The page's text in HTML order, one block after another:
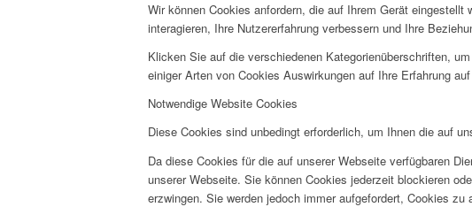
Wir können Cookies anfordern, die auf Ihrem Gerät
interagieren, Ihre Nutzererfahrung verbessern und Ihre
Klicken Sie auf die verschiedenen Kategorienüberschriften,
einiger Arten von Cookies Auswirkungen auf Ihre Erfahrung
Notwendige Website Cookies
Diese Cookies sind unbedingt erforderlich, um Ihnen die auf
Da diese Cookies für die auf unserer Webseite verfügbaren
unserer Webseite. Sie können Cookies jederzeit blockieren
erzwingen. Sie werden jedoch immer aufgefordert, Cookies